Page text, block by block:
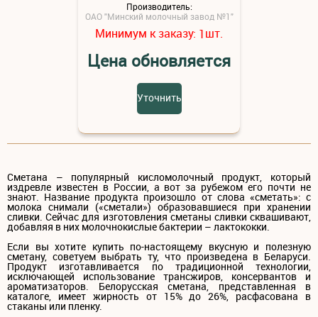
Производитель:
ОАО "Минский молочный завод №1"
Минимум к заказу: 1шт.
Цена обновляется
Уточнить
Сметана – популярный кисломолочный продукт, который
издревле известен в России, а вот за рубежом его почти не
знают. Название продукта произошло от слова «сметать»: с
молока снимали («сметали») образовавшиеся при хранении
сливки. Сейчас для изготовления сметаны сливки сквашивают,
добавляя в них молочнокислые бактерии – лактококки.
Если вы хотите купить по-настоящему вкусную и полезную
сметану, советуем выбрать ту, что произведена в Беларуси.
Продукт изготавливается по традиционной технологии,
исключающей использование трансжиров, консервантов и
ароматизаторов. Белорусская сметана, представленная в
каталоге, имеет жирность от 15% до 26%, расфасована в
стаканы или пленку.